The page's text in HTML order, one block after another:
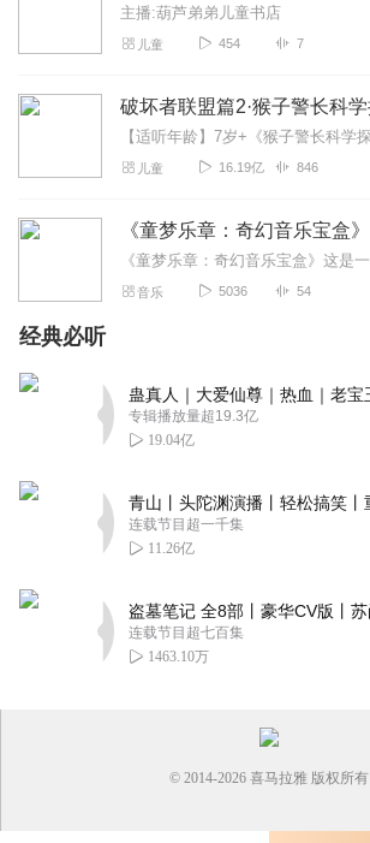
主播:葫芦弟弟儿童书店
儿童 454 7
儿童 16.19亿 846
《童梦乐章：奇幻音乐宝盒》
音乐 5036 54
经典必听
专辑播放量超19.3亿
19.04亿
连载节目超一千集
11.26亿
连载节目超七百集
1463.10万
© 2014-2026 喜马拉雅 版权所有